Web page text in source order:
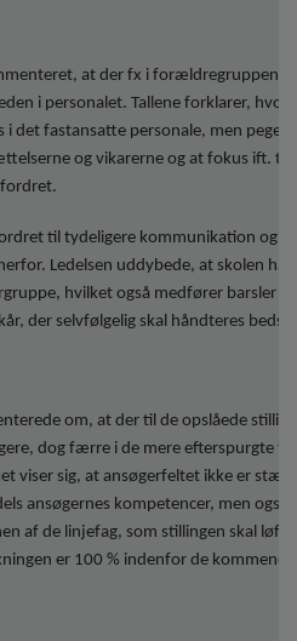
at der fx i forældregruppen
i personalet. Tallene forklarer,
i det fastansatte personale, men peger
og vikarerne og at fokus ift.
til tydeligere kommunikation og
Ledelsen uddybede, at skolen har
hvilket også medfører barsler
der selvfølgelig skal håndteres
om, at der til de opslåede
dog færre i de mere efterspurgte
viser sig, at ansøgerfeltet ikke er
ansøgernes kompetencer, men
af de linjefag, som stillingen skal
er 100 % indenfor de